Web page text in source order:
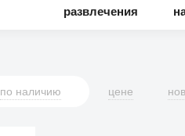
развлечения
по наличию цене